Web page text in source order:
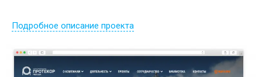
Подробное описание проекта